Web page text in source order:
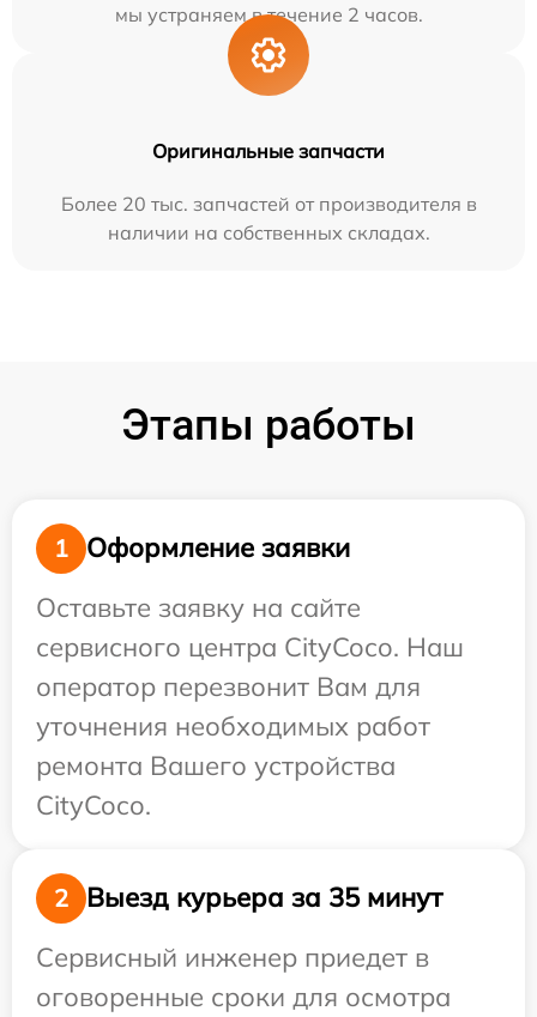
мы устраняем в течение 2 часов.
Оригинальные запчасти
Более 20 тыс. запчастей от производителя в
наличии на собственных складах.
Этапы работы
1
Оформление заявки
Оставьте заявку на сайте
сервисного центра CityCoco. Наш
оператор перезвонит Вам для
уточнения необходимых работ
ремонта Вашего устройства
CityCoco.
2
Выезд курьера за 35 минут
Сервисный инженер приедет в
оговоренные сроки для осмотра